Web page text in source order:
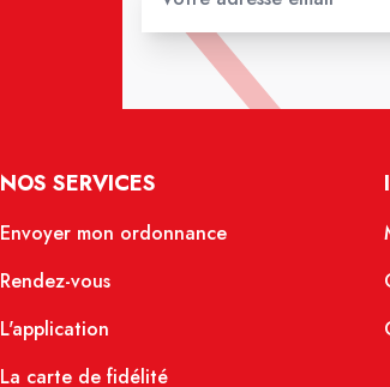
NOS SERVICES
Envoyer mon ordonnance
Rendez-vous
L'application
La carte de fidélité